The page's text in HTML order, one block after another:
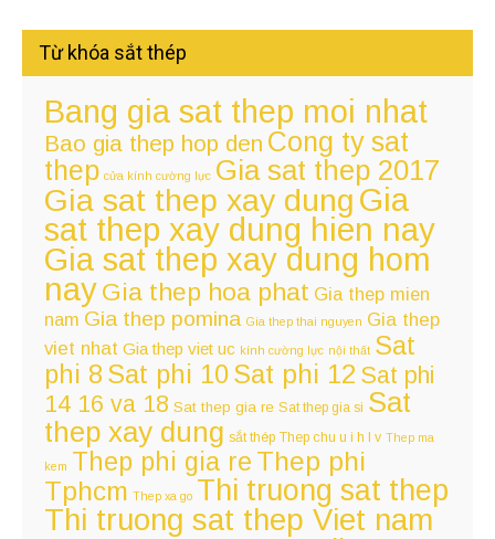
Từ khóa sắt thép
Bang gia sat thep moi nhat
Bao gia thep hop den Cong ty sat
thep cửa kính cường lực Gia sat thep 2017
Gia sat thep xay dung Gia
sat thep xay dung hien nay
Gia sat thep xay dung hom
nayGia thep hoa phat Gia thep mien
nam Gia thep pomina Gia thep thai nguyen Gia thep
viet nhat Gia thep viet uc kính cường lực nội thất Sat
phi 8 Sat phi 10Sat phi 12 Sat phi
14 16 va 18 Sat thep gia re Sat thep gia si Sat
thep xay dung sắt thép Thep chu u i h l v Thep ma
kem Thep phi gia re Thep phi
Tphcm Thep xa go Thi truong sat thep
Thi truong sat thep Viet nam